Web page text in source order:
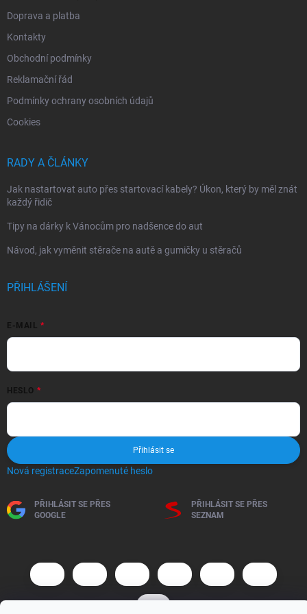
Doprava a platba
Kontakty
Obchodní podmínky
Reklamační řád
Podmínky ochrany osobních údajů
Cookies
RADY A ČLÁNKY
Jak nastartovat auto přes startovací kabely? Úkon, který by měl znát
každý řidič
Tipy na dárky k Vánocům pro nadšence do aut
Návod, jak vyměnit stěrače na autě a gumičky u stěračů
PŘIHLÁŠENÍ
E-MAIL
HESLO
Přihlásit se
Nová registraceZapomenuté heslo
PŘIHLÁSIT SE PŘES
GOOGLE
PŘIHLÁSIT SE PŘES
SEZNAM